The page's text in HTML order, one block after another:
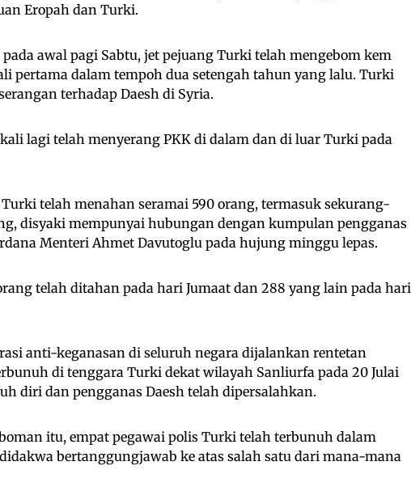
Eropah dan Turki.
awal pagi Sabtu, jet pejuang Turki telah mengebom kem
pertama dalam tempoh dua setengah tahun yang lalu. Turki
terhadap Daesh di Syria.
lagi telah menyerang PKK di dalam dan di luar Turki pada
telah menahan seramai 590 orang, termasuk sekurang-
disyaki mempunyai hubungan dengan kumpulan pengganas
Menteri Ahmet Davutoglu pada hujung minggu lepas.
telah ditahan pada hari Jumaat dan 288 yang lain pada hari
anti-keganasan di seluruh negara dijalankan rentetan
di tenggara Turki dekat wilayah Sanliurfa pada 20 Julai
diri dan pengganas Daesh telah dipersalahkan.
itu, empat pegawai polis Turki telah terbunuh dalam
bertanggungjawab ke atas salah satu dari mana-mana